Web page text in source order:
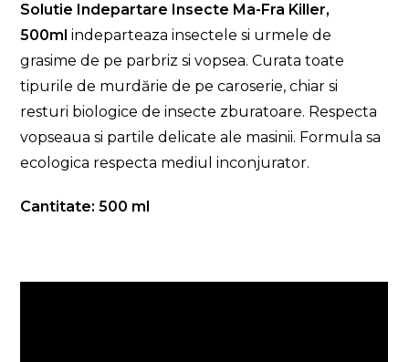
Solutie Indepartare Insecte Ma-Fra Killer,
500ml indeparteaza insectele si urmele de
grasime de pe parbriz si vopsea. Curata toate
tipurile de murdărie de pe caroserie, chiar si
resturi biologice de insecte zburatoare. Respecta
vopseaua si partile delicate ale masinii. Formula sa
ecologica respecta mediul inconjurator.
Cantitate: 500 ml